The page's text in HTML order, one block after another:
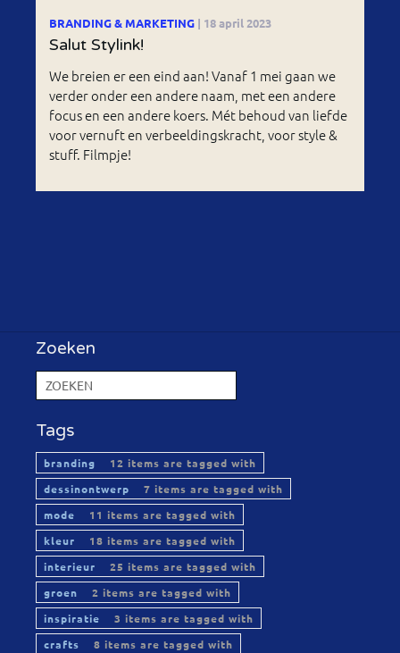
BRANDING & MARKETING | 18 april 2023
Salut Stylink!
We breien er een eind aan! Vanaf 1 mei gaan we
verder onder een andere naam, met een andere
focus en een andere koers. Mét behoud van liefde
voor vernuft en verbeeldingskracht, voor style &
stuff. Filmpje!
Zoeken
Tags
branding
12 items are tagged with
dessinontwerp
7 items are tagged with
mode
11 items are tagged with
kleur
18 items are tagged with
interieur
25 items are tagged with
groen
2 items are tagged with
inspiratie
3 items are tagged with
crafts
8 items are tagged with